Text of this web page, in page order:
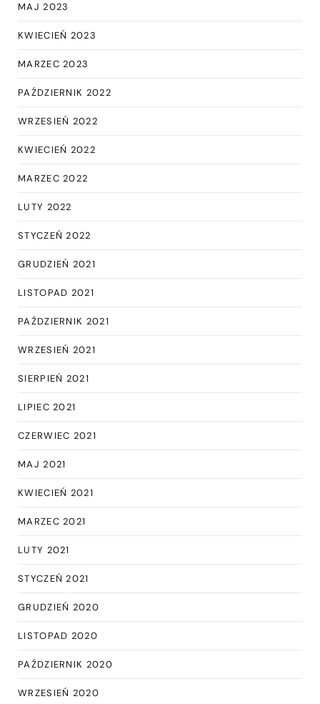
MAJ 2023
KWIECIEŃ 2023
MARZEC 2023
PAŹDZIERNIK 2022
WRZESIEŃ 2022
KWIECIEŃ 2022
MARZEC 2022
LUTY 2022
STYCZEŃ 2022
GRUDZIEŃ 2021
LISTOPAD 2021
PAŹDZIERNIK 2021
WRZESIEŃ 2021
SIERPIEŃ 2021
LIPIEC 2021
CZERWIEC 2021
MAJ 2021
KWIECIEŃ 2021
MARZEC 2021
LUTY 2021
STYCZEŃ 2021
GRUDZIEŃ 2020
LISTOPAD 2020
PAŹDZIERNIK 2020
WRZESIEŃ 2020